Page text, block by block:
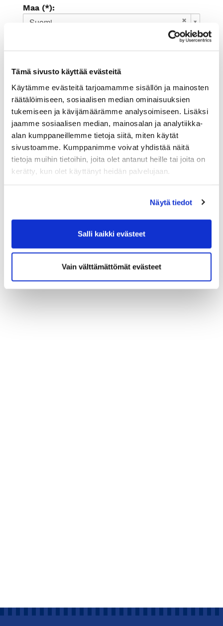
Tämä sivusto käyttää evästeitä
Käytämme evästeitä tarjoamamme sisällön ja mainosten
räätälöimiseen, sosiaalisen median ominaisuuksien
tukemiseen ja kävijämäärämme analysoimiseen. Lisäksi
jaamme sosiaalisen median, mainosalan ja analytiikka-
alan kumppaneillemme tietoja siitä, miten käytät
sivustoamme. Kumppanimme voivat yhdistää näitä
tietoja muihin tietoihin, joita olet antanut heille tai joita on
kerätty, kun olet käyttänyt heidän palvelujaan.
Näytä tiedot
Salli kaikki evästeet
Vain välttämättömät evästeet
Maa (*):
Suomi
Rekisteröidy
uutiskirjeen
Olen lukenut tietosuojaselosteen ja
hyväksyn henkilötietojeni käsittelyn (*)
(*) Tieto on pakollinen